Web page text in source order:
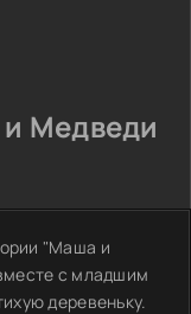
Медведи
"Маша и
с младшим
деревеньку.